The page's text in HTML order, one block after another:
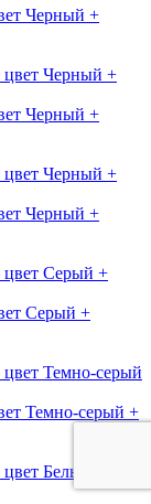
Черный +
Черный +
Черный +
Серый +
Темно-серый +